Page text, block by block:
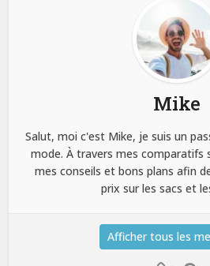
Mike
Salut, moi c'est Mike, je suis un
mode. À travers mes comparatifs
mes conseils et bons plans afin
prix sur les sacs et
Afficher tous les